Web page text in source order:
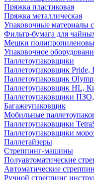
Пряжка пластиковая
Пряжка металлическая
Упаковочные материалы
Фильтр-бумага для
Мешки
Упаковочное
Паллетоупаковщики
Паллетоупаковщик Pride,
Паллетоупаковщик
Паллетоупаковщик HL,
Паллетоупаковщики ПЗО,
Багажеупаковщик
Мобильные
Паллетоупаковщики
Паллетоупаковщики
Паллетайзеры
Стреппинг-машины
Полуавтоматические
Автоматические
Ручной стреппинг